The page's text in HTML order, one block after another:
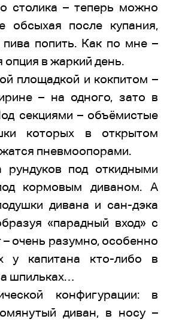
столика – теперь можно
обсыхая после купания,
пива попить. Как по мне –
опция в жаркий день.
площадкой и кокпитом –
– на одного, зато в
секциями – объёмистые
которых в открытом
пневмоопорами.
рундуков под откидными
кормовым диваном. А
дивана и сан-дэка
«парадный вход» с
– очень разумно, особенно
у капитана кто-либо в
шпильках…
конфигурации: в
диван, в носу –